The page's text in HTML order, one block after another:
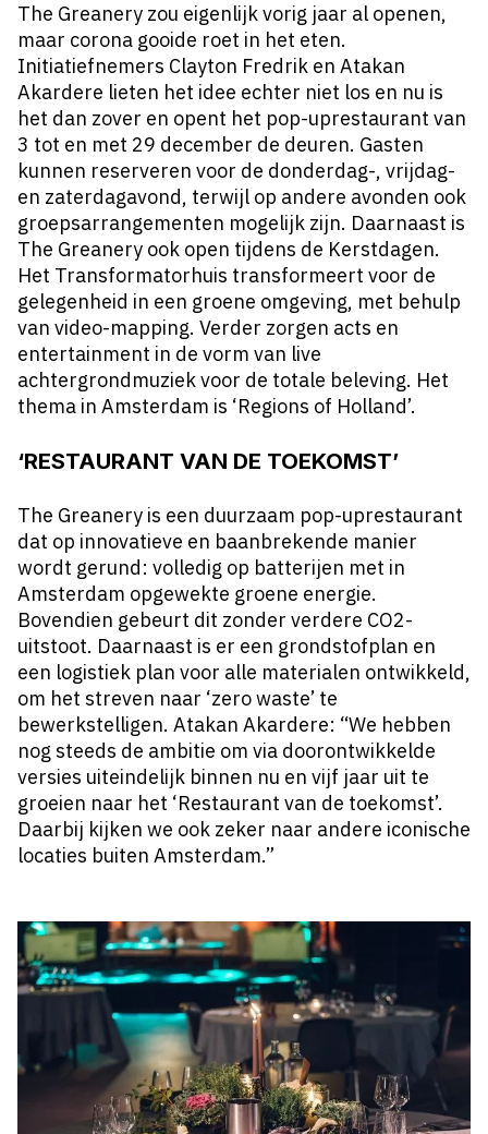
The Greanery zou eigenlijk vorig jaar al openen,
maar corona gooide roet in het eten.
Initiatiefnemers Clayton Fredrik en Atakan
Akardere lieten het idee echter niet los en nu is
het dan zover en opent het pop-uprestaurant van
3 tot en met 29 december de deuren. Gasten
kunnen reserveren voor de donderdag-, vrijdag-
en zaterdagavond, terwijl op andere avonden ook
groepsarrangementen mogelijk zijn. Daarnaast is
The Greanery ook open tijdens de Kerstdagen.
Het Transformatorhuis transformeert voor de
gelegenheid in een groene omgeving, met behulp
van video-mapping. Verder zorgen acts en
entertainment in de vorm van live
achtergrondmuziek voor de totale beleving. Het
thema in Amsterdam is ‘Regions of Holland’.
‘RESTAURANT VAN DE TOEKOMST’
The Greanery is een duurzaam pop-uprestaurant
dat op innovatieve en baanbrekende manier
wordt gerund: volledig op batterijen met in
Amsterdam opgewekte groene energie.
Bovendien gebeurt dit zonder verdere CO2-
uitstoot. Daarnaast is er een grondstofplan en
een logistiek plan voor alle materialen ontwikkeld,
om het streven naar ‘zero waste’ te
bewerkstelligen. Atakan Akardere: “We hebben
nog steeds de ambitie om via doorontwikkelde
versies uiteindelijk binnen nu en vijf jaar uit te
groeien naar het ‘Restaurant van de toekomst’.
Daarbij kijken we ook zeker naar andere iconische
locaties buiten Amsterdam.”